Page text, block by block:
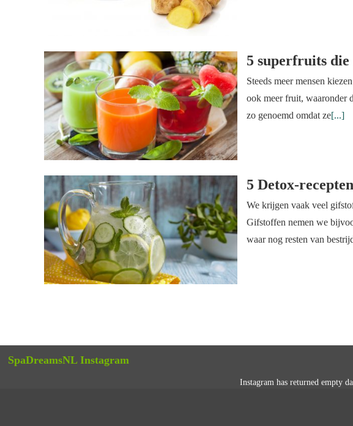
5 superfruits die
Steeds meer mensen
ook meer fruit, waaronder
zo genoemd omdat ze[...]
5 Detox-
We krijgen vaak veel
Gifstoffen nemen we
waar nog resten van
SpaDreamsNL Instagram
Instagram has returned empty